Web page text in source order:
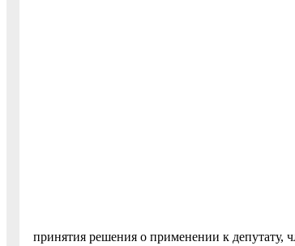
принятия решения о применении к депутату,